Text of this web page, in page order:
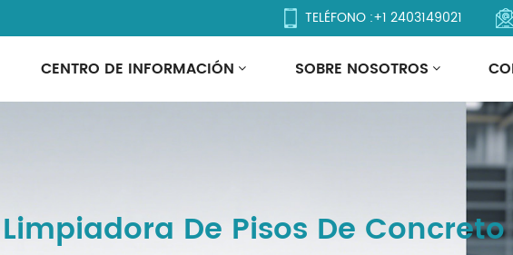
TELÉFONO :+1 2403149021
CENTRO DE INFORMACIÓN SOBRE NOSOTROS
De Pisos De Concreto